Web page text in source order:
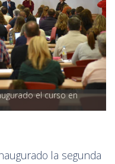
el curso en
la segunda